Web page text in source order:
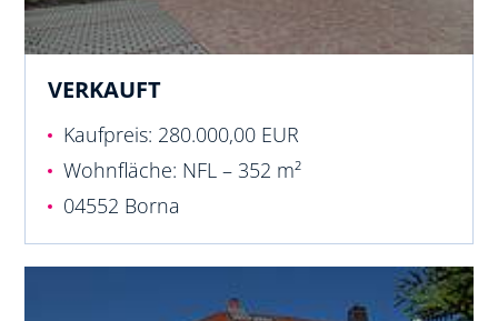
VERKAUFT
Kaufpreis: 280.000,00 EUR
Wohnfläche: NFL – 352 m²
04552 Borna